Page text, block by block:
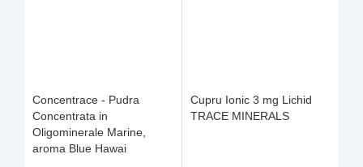
Concentrace - Pudra
Concentrata in
Oligominerale Marine,
aroma Blue Hawai
Cupru Ionic 3 mg Lichid
TRACE MINERALS